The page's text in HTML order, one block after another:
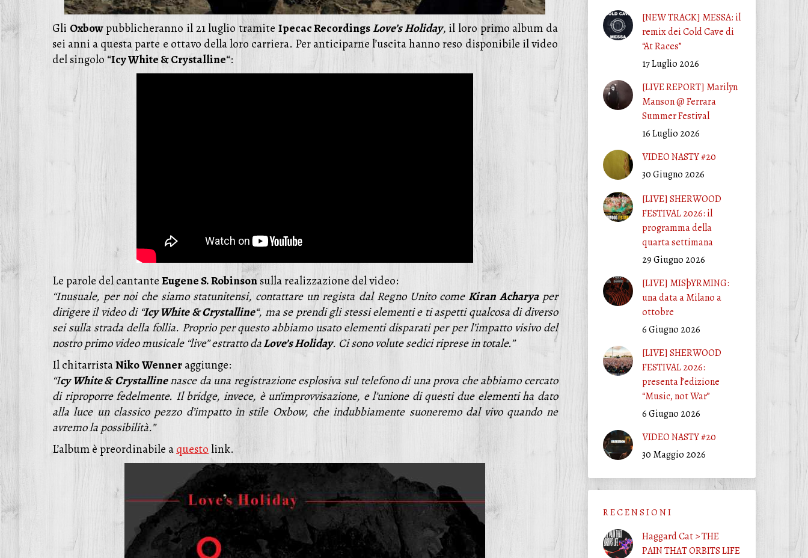
Gli Oxbowpubblicheranno il 21 luglio tramite Ipecac RecordingsLove’s Holiday, il loro primo album da
sei anni a questa parte e ottavo della loro carriera. Per anticiparne l’uscita hanno reso disponibile il video
del singolo “Icy White & Crystalline“:
Le parole del cantanteEugene S. Robinsonsulla realizzazione del video:
“Inusuale, per noi che siamo statunitensi, contattare un regista dal Regno Unito comeKiran Acharyaper
dirigere il video di “Icy White & Crystalline“, ma se prendi gli stessi elementi e ti aspetti qualcosa di diverso
sei sulla strada della follia. Proprio per questo abbiamo usato elementi disparati per per l’impatto visivo del
nostro primo video musicale “live” estratto daLove’s Holiday. Ci sono volute sedici riprese in totale.”
Il chitarristaNikoWenneraggiunge:
“Icy White & Crystallinenasce da una registrazione esplosiva sul telefono di una prova che abbiamo cercato
di riproporre fedelmente. Il bridge, invece, è un’improvvisazione, e l’unione di questi due elementi ha dato
alla luce un classico pezzo d’impatto in stile Oxbow, che indubbiamente suoneremo dal vivo quando ne
avremo la possibilità.”
L’album è preordinabile aquestolink.
[NEW TRACK] MESSA: il
remix dei Cold Cave di
“At Races”
17 Luglio 2026
[LIVE REPORT] Marilyn
Manson @ Ferrara
Summer Festival
16 Luglio 2026
VIDEO NASTY #20
30 Giugno 2026
[LIVE] SHERWOOD
FESTIVAL 2026: il
programma della
quarta settimana
29 Giugno 2026
[LIVE] MISþYRMING:
una data a Milano a
ottobre
6 Giugno 2026
[LIVE] SHERWOOD
FESTIVAL 2026:
presenta l’edizione
“Music, not War”
6 Giugno 2026
VIDEO NASTY #20
30 Maggio 2026
R E C E N S I O N I
Haggard Cat > THE
PAIN THAT ORBITS LIFE